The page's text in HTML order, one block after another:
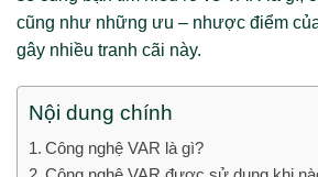
cũng như những ưu – nhược điểm
gây nhiều tranh cãi này.
Nội dung chính
Công nghệ VAR là gì?